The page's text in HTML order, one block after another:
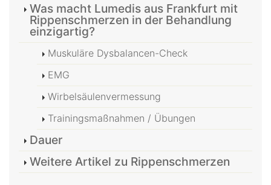
Was macht Lumedis aus Frankfurt mit
Rippenschmerzen in der Behandlung
einzigartig?
Muskuläre Dysbalancen-Check
EMG
Wirbelsäulenvermessung
Trainingsmaßnahmen / Übungen
Dauer
Weitere Artikel zu Rippenschmerzen